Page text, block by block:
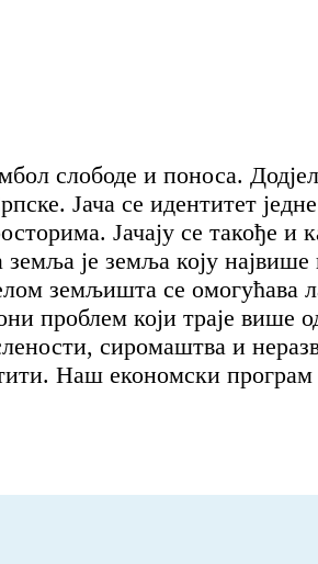
слободе и поноса.
Јача се идентитет
Јачају се такође и
је земља коју
земљишта се омогућава
проблем који траје више
сиромаштва и
Наш економски